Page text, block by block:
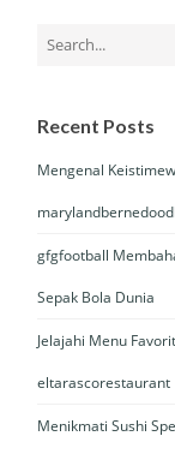
for:
Recent Posts
Mengenal
gfgfootball
Sepak Bola Dunia
Jelajahi Menu
eltarascorestaurant
Menikmati Sushi